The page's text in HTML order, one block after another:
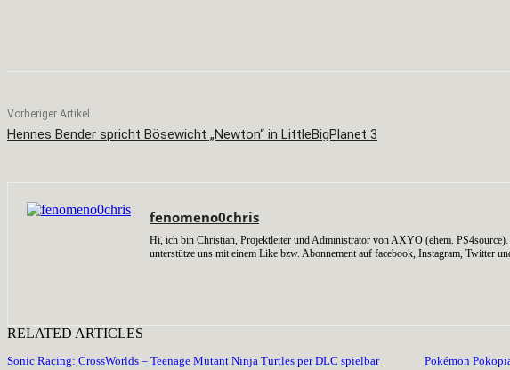
Vorheriger Artikel
Hennes Bender spricht Bösewicht „Newton“ in LittleBigPlanet 3
fenomeno0chris
Hi, ich bin Christian, Projektleiter und Administrator von AXYO (ehem.
unterstütze uns mit einem Like bzw. Abonnement auf facebook, Instagram, Twitter
RELATED ARTICLES
Sonic Racing: CrossWorlds – Teenage Mutant Ninja Turtles per DLC spielbar Pokémon